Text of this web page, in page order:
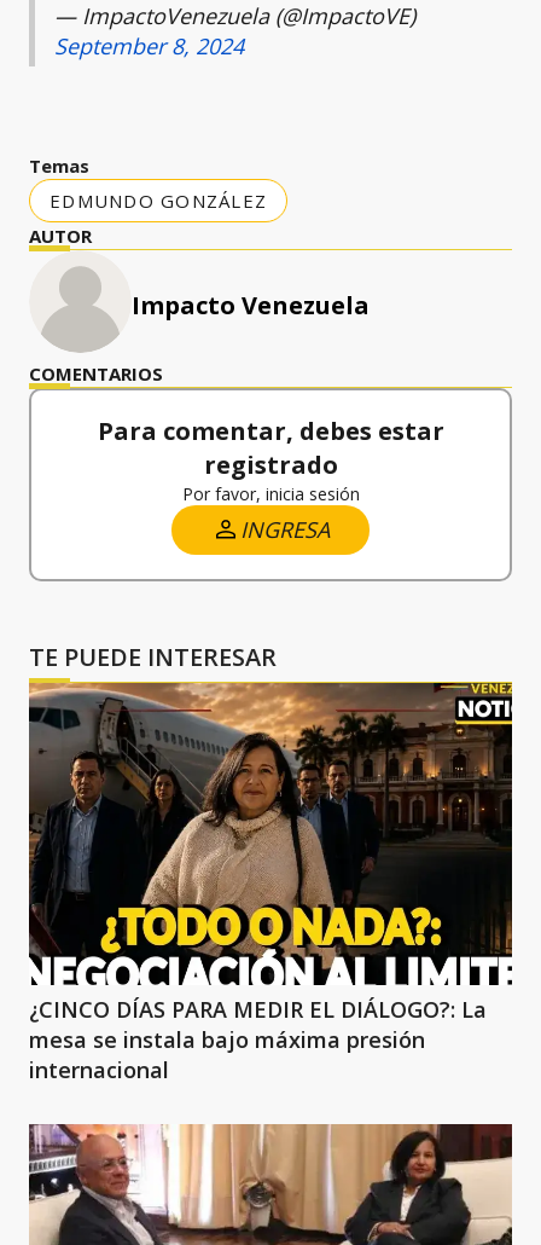
— ImpactoVenezuela (@ImpactoVE)
September 8, 2024
Temas
EDMUNDO GONZÁLEZ
AUTOR
Impacto Venezuela
COMENTARIOS
Para comentar, debes estar
registrado
Por favor, inicia sesión
INGRESA
TE PUEDE INTERESAR
¿CINCO DÍAS PARA MEDIR EL DIÁLOGO?: La
mesa se instala bajo máxima presión
internacional